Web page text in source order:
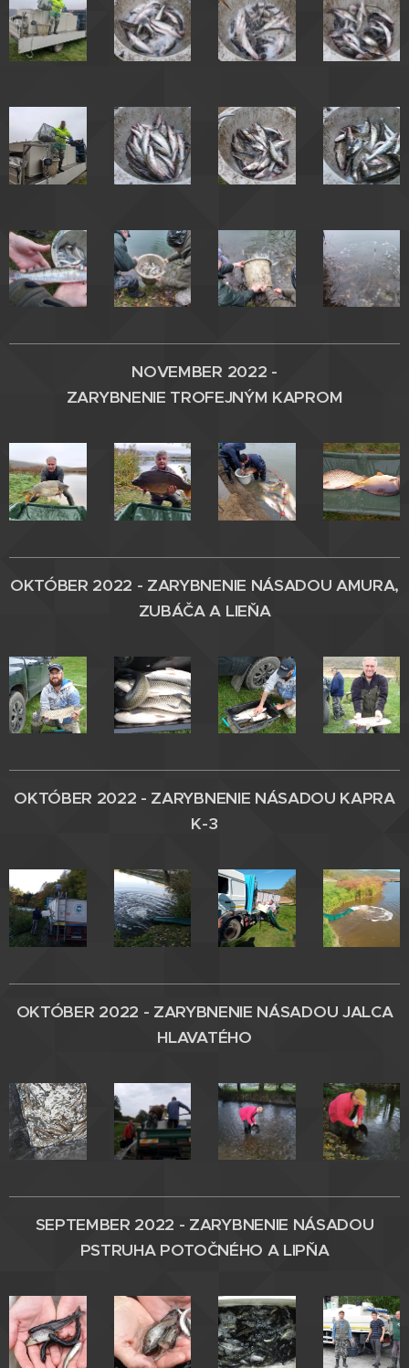
NOVEMBER 2022 -
ZARYBNENIE TROFEJNÝM KAPROM
OKTÓBER 2022 - ZARYBNENIE NÁSADOU AMURA,
ZUBÁČA A LIEŇA
OKTÓBER 2022 - ZARYBNENIE NÁSADOU KAPRA
K-3
OKTÓBER 2022 - ZARYBNENIE NÁSADOU JALCA
HLAVATÉHO
SEPTEMBER 2022 - ZARYBNENIE NÁSADOU
PSTRUHA POTOČNÉHO A LIPŇA